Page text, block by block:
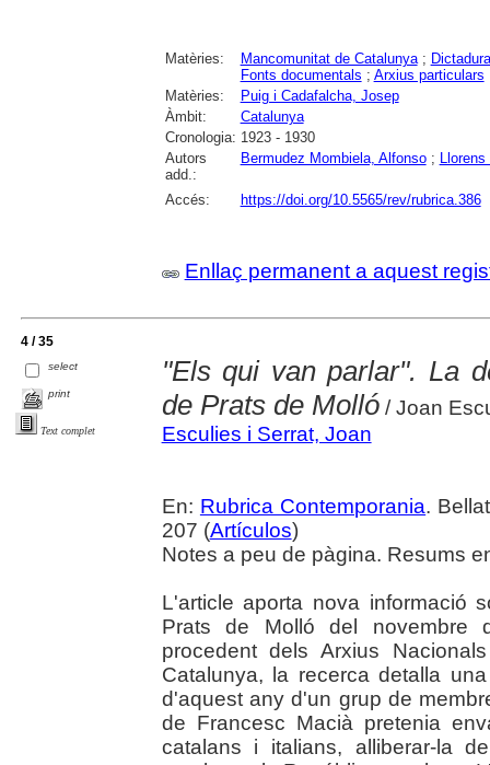
Matèries: Mancomunitat de Catalunya;
Fonts documentals ; Arxius particulars
Matèries:
Puig i Cadafalcha, Josep
Àmbit:
Catalunya
Cronologia: 1923 - 1930
Autors
add.:
Bermudez Mombiela, Alfonso;
Accés: https://doi.org/10.5565/rev/rubrica.386
Enllaç permanent a aquest
4 / 35
select
print
Text complet
"Els qui van parlar". La
de Prats de Molló/ Joan
Esculies i Serrat, Joan
En: Rubrica Contemporania.
207 (Artículos)
Notes a peu de pàgina. Resums
L'article aporta nova informació
Prats de Molló del novembre
procedent dels Arxius
Catalunya, la recerca detalla
d'aquest any d'un grup de
de Francesc Macià pretenia
catalans i italians, alliberar-la